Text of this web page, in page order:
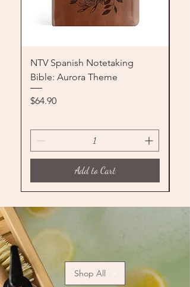
NTV Spanish Notetaking
Bible: Aurora Theme
Price
$64.90
Add to Cart
Shop All